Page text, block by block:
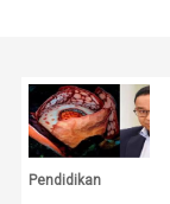
Pendidikan